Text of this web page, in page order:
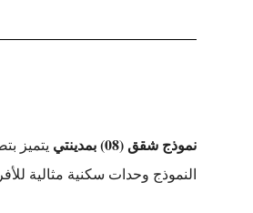
نموذج شقق (08) بمدينتي
يتميز
النموذج وحدات سكنية مثالية